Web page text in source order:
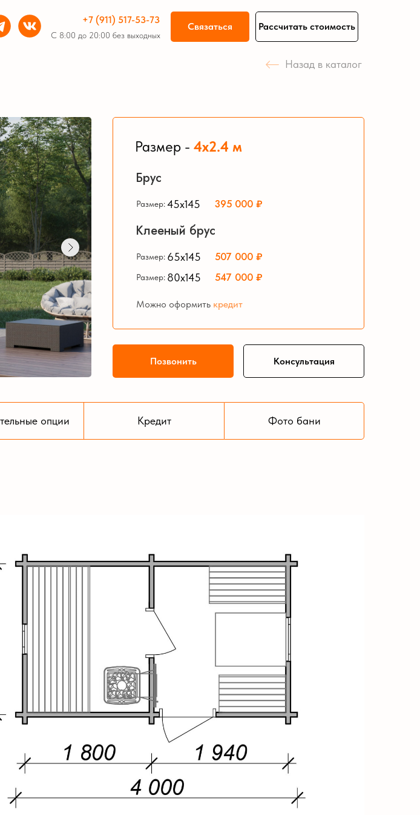
С 8:00 до 20:00 без выходных
+7 (911) 517-53-73
Рассчитать стоимость
Связаться
Назад в каталог
Размер - 4х2.4 м
Консультация
Позвонить
45х145 395 000 ₽
Размер: 65х145 507 000 ₽
Размер: 80х145 547 000 ₽
Клееный брус
Брус
Можно оформить кредит
Размер:
опции Кредит Фото бани